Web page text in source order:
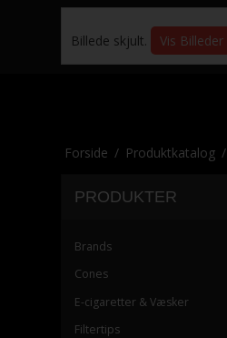
Billede skjult. Vis Billeder
RAW - Regular Size
Forside / Produktkatalog /
PRODUKTER
Brands
Cones
E-cigaretter & Væsker
Filtertips